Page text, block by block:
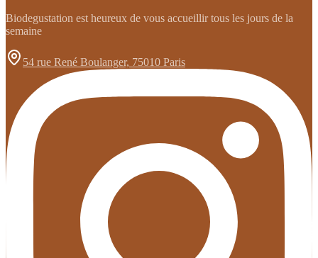
Biodegustation est heureux de vous accueillir tous les jours de la
semaine
54 rue René Boulanger, 75010 Paris